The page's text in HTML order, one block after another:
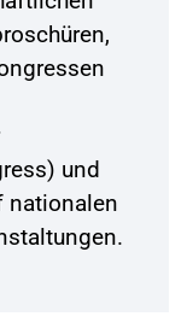
und
nationalen